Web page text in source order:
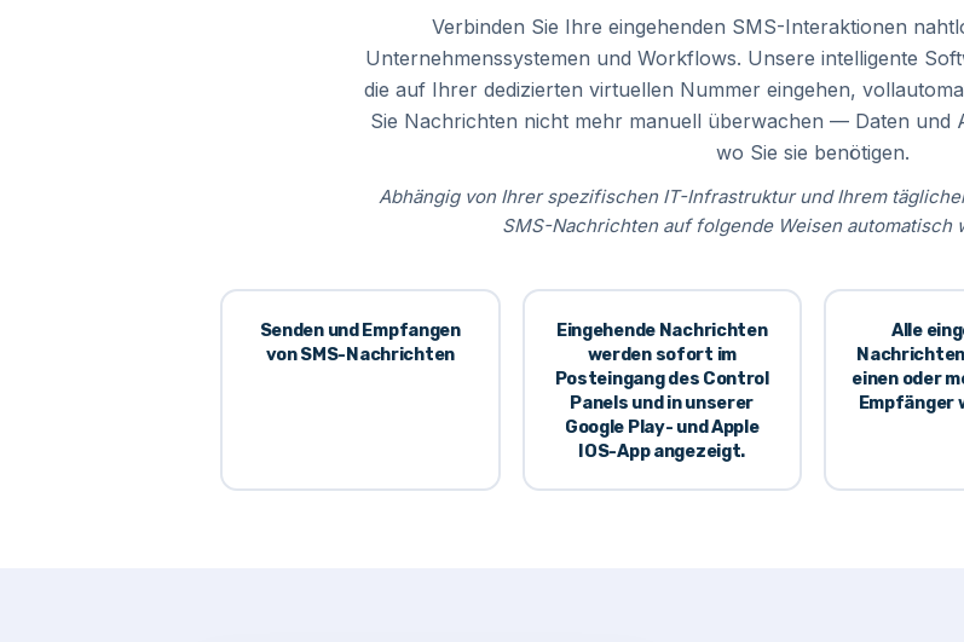
Verbinden Sie Ihre eingehenden SMS-Interaktionen
Unternehmenssystemen und Workflows. Unsere intelligente
die auf Ihrer dedizierten virtuellen Nummer eingehen,
Sie Nachrichten nicht mehr manuell überwachen — Daten und
wo Sie sie benötigen.
Abhängig von Ihrer spezifischen IT-Infrastruktur und Ihrem
SMS-Nachrichten auf folgende Weisen automatisch
Senden und Empfangen
von SMS-Nachrichten
Eingehende Nachrichten
werden sofort im
Posteingang des Control
Panels und in unserer
Google Play- und Apple
IOS-Appangezeigt.
Alle
einen oder
Empfänger